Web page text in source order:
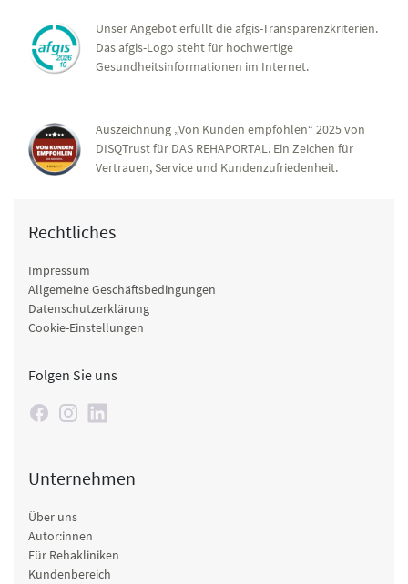
Unser Angebot erfüllt die afgis-Transparenzkriterien.
Das afgis-Logo steht für hochwertige
Gesundheitsinformationen im Internet.
Auszeichnung „Von Kunden empfohlen“ 2025 von
DISQTrust für DAS REHAPORTAL. Ein Zeichen für
Vertrauen, Service und Kundenzufriedenheit.
Rechtliches
Impressum
Allgemeine Geschäftsbedingungen
Datenschutzerklärung
Cookie-Einstellungen
Folgen Sie uns
Unternehmen
Über uns
Autor:innen
Für Rehakliniken
Kundenbereich